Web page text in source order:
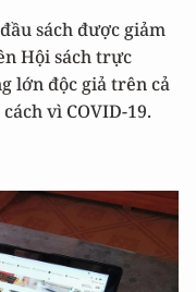
sách được giảm
Hội sách trực
lớn độc giả trên cả
vì COVID-19.